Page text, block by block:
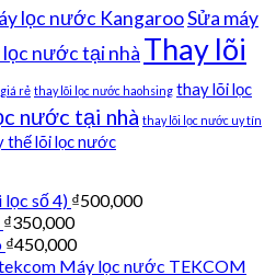
lọc nước KangarooSửa máy
lọc nước tại nhà Thay lõi
rẻ thay lõi lọc nước haohsing thay lõi lọc
nước tại nhà thay lõi lọc nước uy tín
thế lõi lọc nước
lọc số 4) ₫500,000
₫350,000
₫450,000
Máy lọc nước TEKCOM